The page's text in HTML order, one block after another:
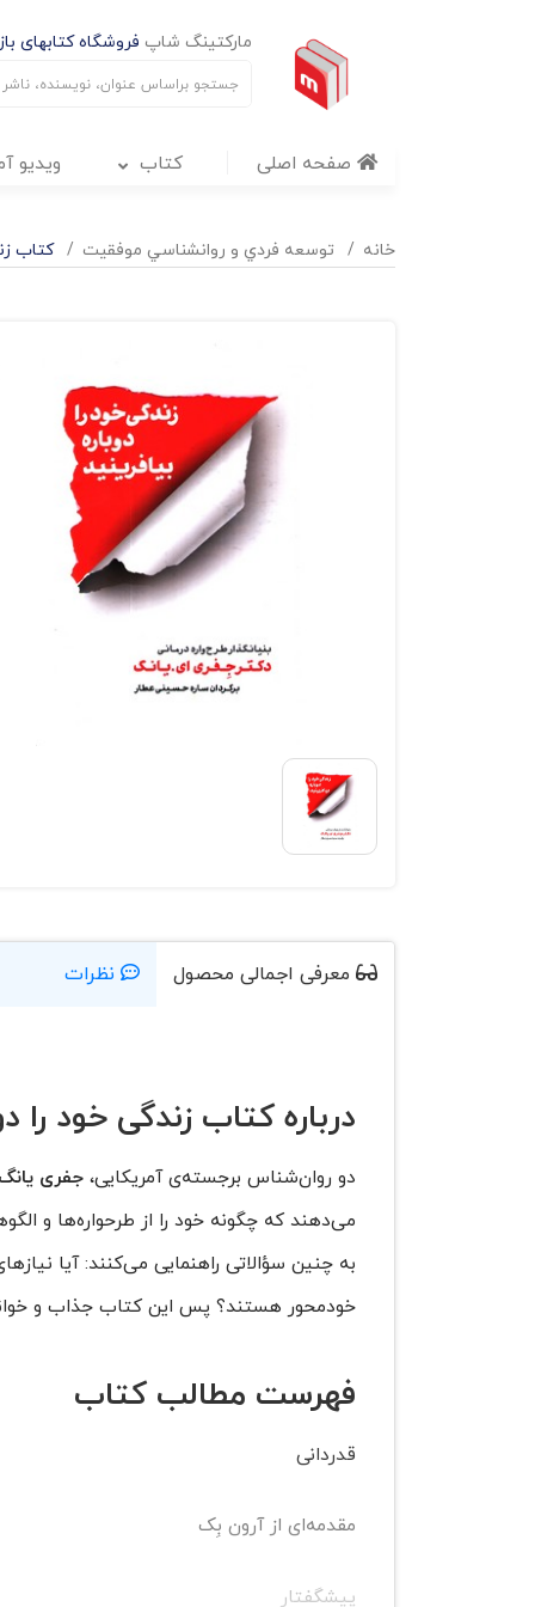
مارکتینگ شاپ فروشگاه کتابهای
صفحه اصلی کتاب ویدیو
خانه توسعه فردي و روانشناسي موفقيت کتاب
معرفی اجمالی محصول نظرات
درباره کتاب زندگی خود را
دو روان‌شناس برجسته‌ی آمریکایی،جفری یانگ
می‌دهند که چگونه خود را از طرحواره‌ها و
به چنین سؤالاتی راهنمایی می‌کنند: آیا
خودمحور هستند؟ پس این کتاب جذاب و
فهرست مطالب کتاب
قدردانی
مقدمه‌ای از آرون بِک
پیشگفتار